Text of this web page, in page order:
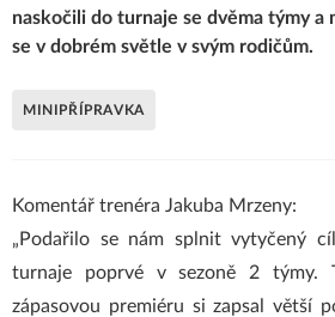
naskočili do turnaje se dvěma týmy a
se v dobrém světle v svým rodičům.
MINIPŘÍPRAVKA
Komentář trenéra Jakuba Mrzeny:
„Podařilo se nám splnit vytyčený
turnaje poprvé v sezoně 2 týmy.
zápasovou premiéru si zapsal větší